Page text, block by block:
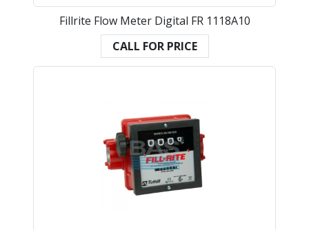
Fillrite Flow Meter Digital FR 1118A10
CALL FOR PRICE